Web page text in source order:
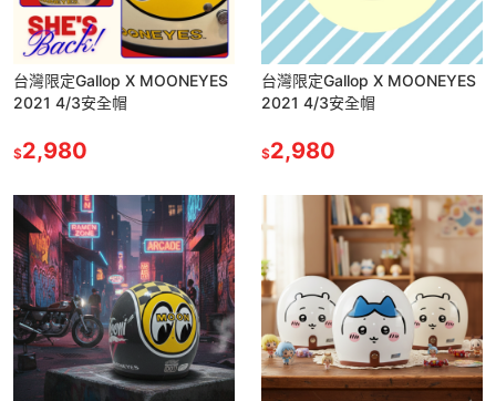
台灣限定Gallop X MOONEYES
2021 4/3安全帽
$2,980
台灣限定Gallop X MOONEYES
2021 4/3安全帽
$2,980